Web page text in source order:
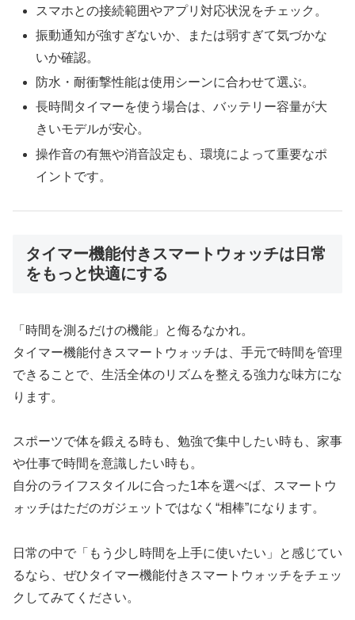
スマホとの接続範囲やアプリ対応状況をチェック。
振動通知が強すぎないか、または弱すぎて気づかな
いか確認。
防水・耐衝撃性能は使用シーンに合わせて選ぶ。
長時間タイマーを使う場合は、バッテリー容量が大
きいモデルが安心。
操作音の有無や消音設定も、環境によって重要なポ
イントです。
タイマー機能付きスマートウォッチは日常
をもっと快適にする
「時間を測るだけの機能」と侮るなかれ。
タイマー機能付きスマートウォッチは、手元で時間を管理
できることで、生活全体のリズムを整える強力な味方にな
ります。
スポーツで体を鍛える時も、勉強で集中したい時も、家事
や仕事で時間を意識したい時も。
自分のライフスタイルに合った1本を選べば、スマートウ
ォッチはただのガジェットではなく“相棒”になります。
日常の中で「もう少し時間を上手に使いたい」と感じてい
るなら、ぜひタイマー機能付きスマートウォッチをチェッ
クしてみてください。